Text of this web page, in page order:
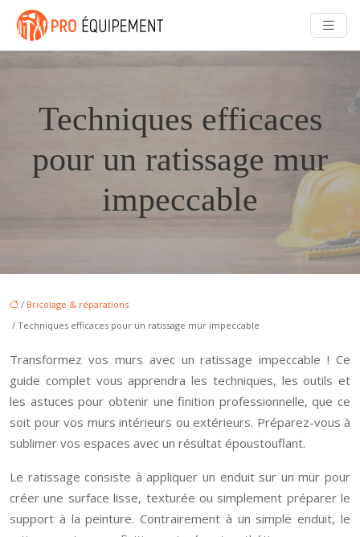
Techniques efficaces
pour un ratissage mur
impeccable
/ Bricolage & réparations
/ Techniques efficaces pour un ratissage mur impeccable
Transformez vos murs avec un ratissage impeccable ! Ce
guide complet vous apprendra les techniques, les outils et
les astuces pour obtenir une finition professionnelle, que ce
soit pour vos murs intérieurs ou extérieurs. Préparez-vous à
sublimer vos espaces avec un résultat époustouflant.
Le ratissage consiste à appliquer un enduit sur un mur pour
créer une surface lisse, texturée ou simplement préparer le
support à la peinture. Contrairement à un simple enduit, le